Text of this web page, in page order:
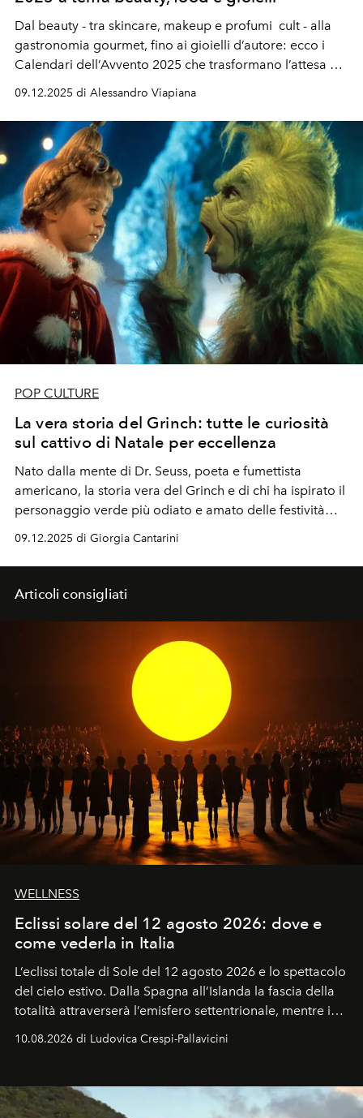
Dal beauty - tra skincare, makeup e profumi cult - alla
gastronomia gourmet, fino ai gioielli d’autore: ecco i
Calendari dell’Avvento 2025 che trasformano l’attesa del
09.12.2025 di Alessandro Viapiana
POP CULTURE
La vera storia del Grinch: tutte le curiosità
sul cattivo di Natale per eccellenza
Nato dalla mente di Dr. Seuss, poeta e fumettista
americano, la storia vera del Grinch e di chi ha ispirato il
personaggio verde più odiato e amato delle festività
modo di dire e di definire chi è allergico al Natale
09.12.2025 di Giorgia Cantarini
Articoli consigliati
WELLNESS
Eclissi solare del 12 agosto 2026: dove e
come vederla in Italia
L’eclissi totale di Sole del 12 agosto 2026 e lo spettacolo
del cielo estivo. Dalla Spagna all’Islanda la fascia della
totalità attraverserà l’emisfero settentrionale, mentre in
spettacolare al Nord. Orari, città favorite e regole per
10.08.2026 di Ludovica Crespi-Pallavicini